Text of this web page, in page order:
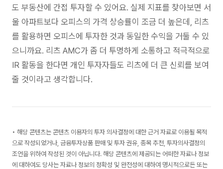
도 부동산에 간접 투자할 수 있어요. 실제 지표를 찾아보면 서
울 아파트보다 오피스의 가격 상승률이 조금 더 높은데, 리츠
를 활용하면 오피스에 투자한 것과 동일한 수익을 거둘 수 있
으니까요. 리츠 AMC가 좀 더 투명하게 소통하고 적극적으로
IR 활동을 한다면 개인 투자자들도 리츠에 더 큰 신뢰를 보여
줄 것이라고 생각합니다.
• 해당 콘텐츠는 콘텐츠 이용자의 투자 의사결정에 대한 근거 자료로 이용될 목적
으로 작성되었거나, 금융투자상품 판매 및 투자 권유, 종목 추천, 투자의사결정의
조언을 위하여 작성된 것이 아닙니다. 해당 콘텐츠에 제공되는 어떠한 자료나 정보
에 대하여도 당사는 자료나 정보의 정확성 및 완전성에 대하여 명시적으로든 또는